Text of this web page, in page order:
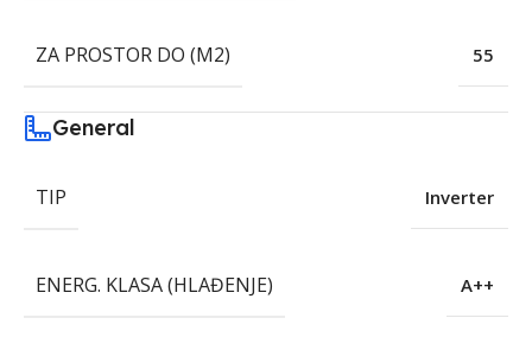
ZA PROSTOR DO (M2) 55
General
TIP Inverter
ENERG. KLASA (HLAĐENJE) A++